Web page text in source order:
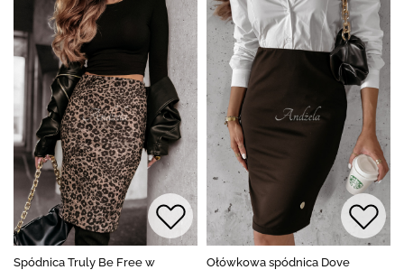
Spódnica Truly Be Free w
Ołówkowa spódnica Dove